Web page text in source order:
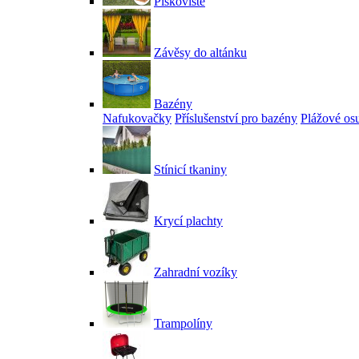
Závěsy do altánku
Bazény
Nafukovačky Příslušenství pro bazény Plážové
Stínicí tkaniny
Krycí plachty
Zahradní vozíky
Trampolíny